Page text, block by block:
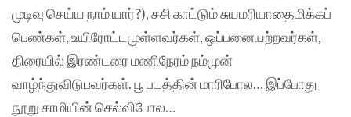
முடிவு செய்ய நாம் யார்?), சசி காட்டும் சுயமரியாதைமிக்கப்
பெண்கள், உயிரோட்டமுள்ளவர்கள், ஒப்பனையற்றவர்கள்,
திரையில் இரண்டரை மணிநேரம் நம்முன்
வாழ்ந்துவிடுபவர்கள். பூ படத்தின் மாரிபோல… இப்போது
நூறு சாமியின் செல்விபோல…